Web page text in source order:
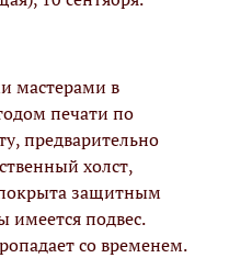
мастерами в
печати по
предварительно
холст,
защитным
имеется подвес.
со временем.